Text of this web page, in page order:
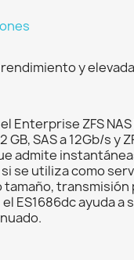
y
Enterprise ZFS
GB, SAS a 12Gb/s
admite
se utiliza como
ES1686dc ayuda